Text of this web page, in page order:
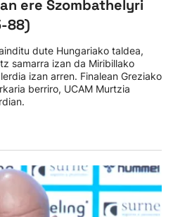
ere Szombathelyri
88)
dute Hungariako taldea,
samarra izan da Miribillako
izan arren. Finalean Greziako
berriro, UCAM Murtzia